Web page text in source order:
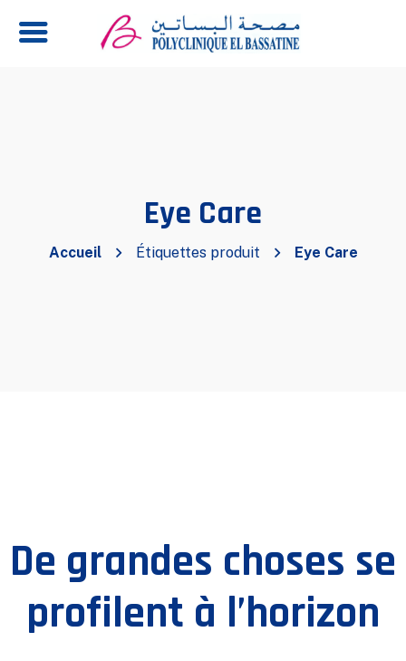
Eye Care
Accueil Étiquettes produit Eye Care
De grandes choses se
profilent à l’horizon